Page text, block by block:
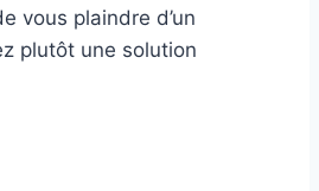
vous plaindre d’un
plutôt une solution